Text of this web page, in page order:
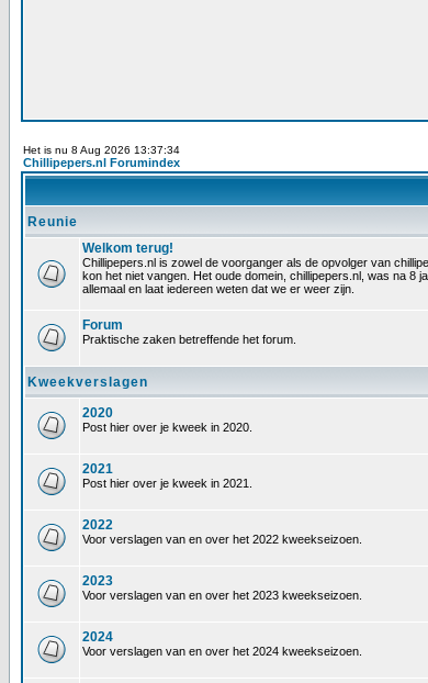
Het is nu 8 Aug 2026 13:37:34
Chillipepers.nl Forumindex
Reunie
Welkom terug!
Chillipepers.nl is zowel de voorganger als de opvolger van
kon het niet vangen. Het oude domein, chillipepers.nl, was na 8
allemaal en laat iedereen weten dat we er weer zijn.
Forum
Praktische zaken betreffende het forum.
Kweekverslagen
2020
Post hier over je kweek in 2020.
2021
Post hier over je kweek in 2021.
2022
Voor verslagen van en over het 2022 kweekseizoen.
2023
Voor verslagen van en over het 2023 kweekseizoen.
2024
Voor verslagen van en over het 2024 kweekseizoen.